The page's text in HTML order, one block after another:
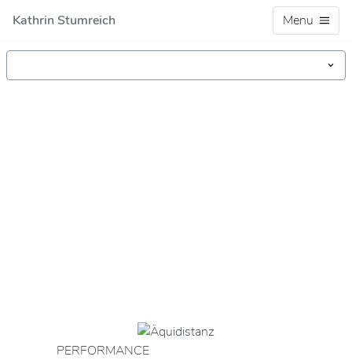
Kathrin Stumreich Menu
PERFORMANCE